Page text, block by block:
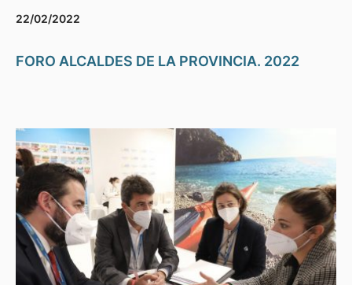
22/02/2022
FORO ALCALDES DE LA PROVINCIA. 2022